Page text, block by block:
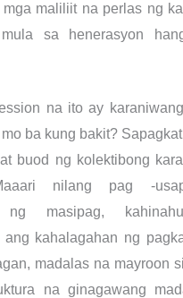
maliliit na perlas ng
sa henerasyon
na ito ay
ba kung bakit?
buod ng kolektibong
nilang pag -
ng masipag,
kahalagahan ng
madalas na mayroon
na ginagawang